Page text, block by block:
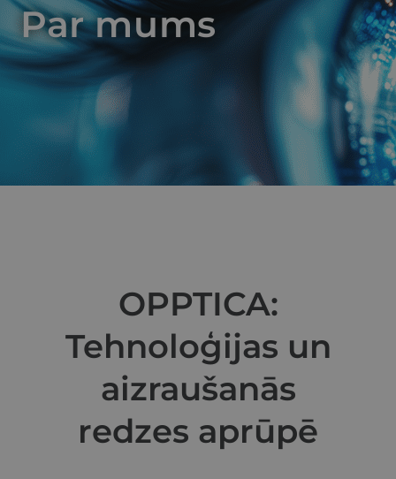
Par mums
OPPTICA:
Tehnoloģijas un
aizraušanās
redzes aprūpē